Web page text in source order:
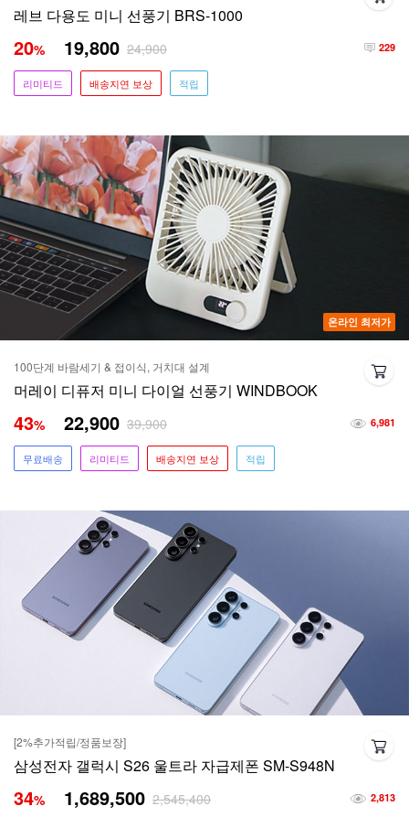
레브 다용도 미니 선풍기 BRS-1000
229
20% 19,800 24,900
리미티드 배송지연 보상 적립
온라인 최저가
100단계 바람세기 & 접이식, 거치대 설계
머레이 디퓨저 미니 다이얼 선풍기 WINDBOOK
6,981
43% 22,900 39,900
무료배송 리미티드 배송지연 보상 적립
[2%추가적립/정품보장]
삼성전자 갤럭시 S26 울트라 자급제폰 SM-S948N
2,813
34% 1,689,500 2,545,400